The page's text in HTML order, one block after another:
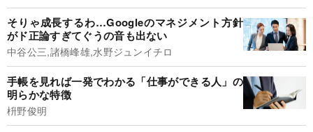
そりゃ成長するわ…Googleのマネジメント方針
がド正論すぎてぐうの音も出ない
中谷公三,諸橋峰雄,水野ジュンイチロ
手帳を見れば一発でわかる「仕事ができる人」の
明らかな特徴
枡野俊明